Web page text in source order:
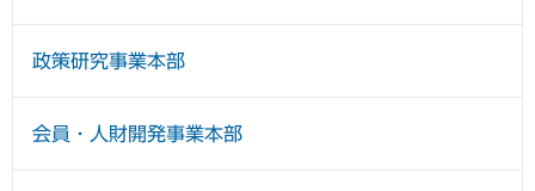
政策研究事業本部
会員・人財開発事業本部